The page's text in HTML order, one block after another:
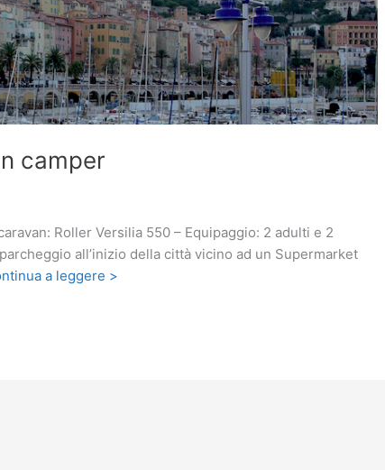
camper
Roller Versilia 550 – Equipaggio: 2 adulti e 2
all’inizio della città vicino ad un Supermarket
a leggere >